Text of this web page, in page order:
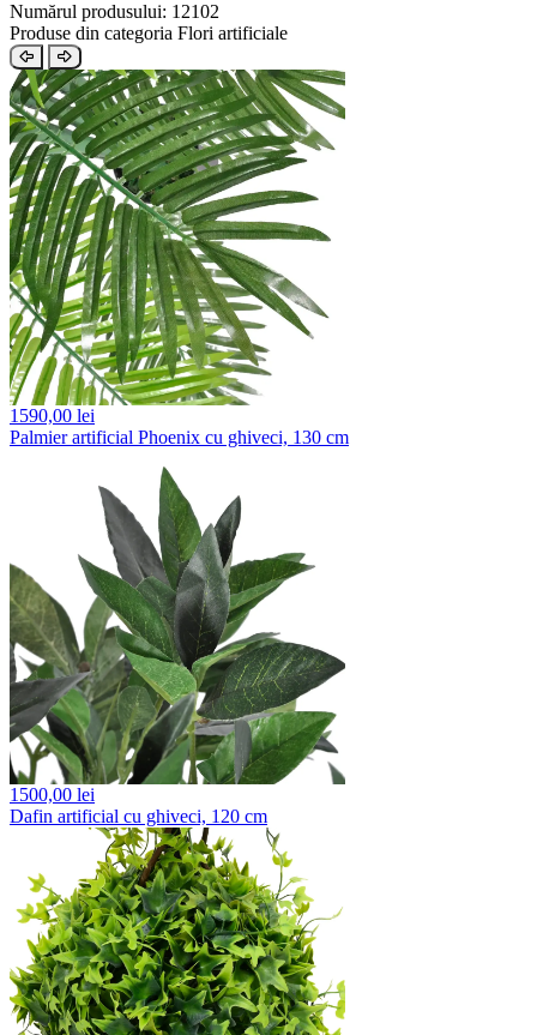
Numărul produsului: 12102
Produse din categoria Flori artificiale
1590,00 lei
Palmier artificial Phoenix cu ghiveci, 130 cm
1500,00 lei
Dafin artificial cu ghiveci, 120 cm